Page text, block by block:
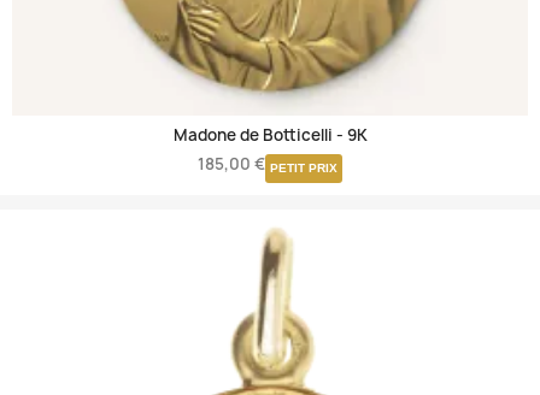
Madone de Botticelli - 9K
185,00 € PETIT PRIX